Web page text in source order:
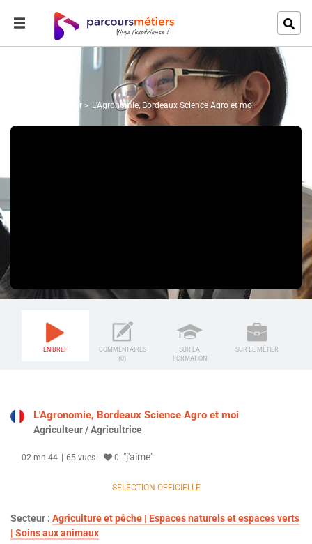
Explorer L'Agronomie, Bordeaux Science Agro et moi
EN BREF
COMMENTAIRES
(0)
SUR LA
FORMATION
SUR LE MÉTIER
L'Agronomie, Bordeaux Science Agro et moi
Agriculteur / Agricultrice
02 mn 44 65 vues 0 "j'aime"
SELECTION OFFICIELLE
Secteur : Agriculture et pêche | Espaces naturels et espaces verts
| Soins aux animaux